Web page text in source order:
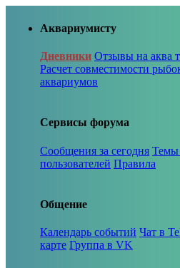
Аквариумисту
Дневники Отзывы на аква
Расчет совместимости
аквариумов
Сервисы форума
Сообщения за сегодня Темы
пользователей Правила
Общение
Календарь событий Чат в
карте Группа в VK